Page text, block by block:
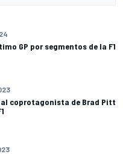
GP por segmentos de la F1
coprotagonista de Brad Pitt